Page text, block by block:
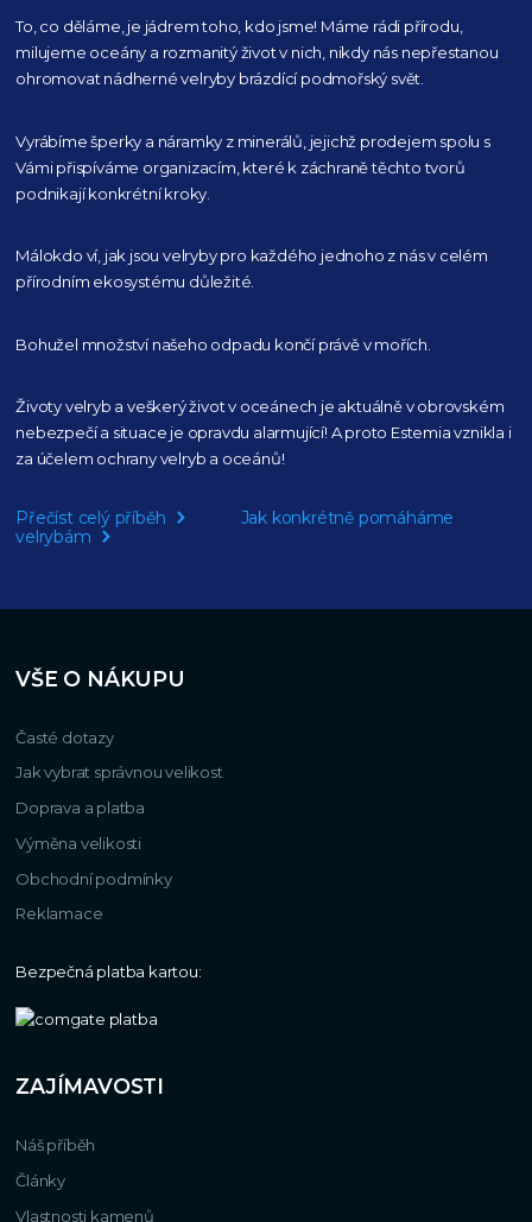
To, co děláme, je jádrem toho, kdo jsme! Máme rádi přírodu,
milujeme oceány a rozmanitý život v nich, nikdy nás nepřestanou
ohromovat nádherné velryby brázdící podmořský svět.
Vyrábíme šperky a náramky z minerálů, jejichž prodejem spolu s
Vámi přispíváme organizacím, které k záchraně těchto tvorů
podnikají konkrétní kroky.
Málokdo ví, jak jsou velryby pro každého jednoho z nás v celém
přírodním ekosystému důležité.
Bohužel množství našeho odpadu končí právě v mořích.
Životy velryb a veškerý život v oceánech je aktuálněv obrovském
nebezpečí a situace je opravdu alarmující!A proto Estemia vznikla i
za účelem ochrany velryb a oceánů!
Přečíst celý příběh
Jak konkrétně pomáháme
velrybám
VŠE O NÁKUPU
Časté dotazy
Jak vybrat správnou velikost
Doprava a platba
Výměna velikosti
Obchodní podmínky
Reklamace
Bezpečná platba kartou:
ZAJÍMAVOSTI
Náš příběh
Články
Vlastnosti kamenů